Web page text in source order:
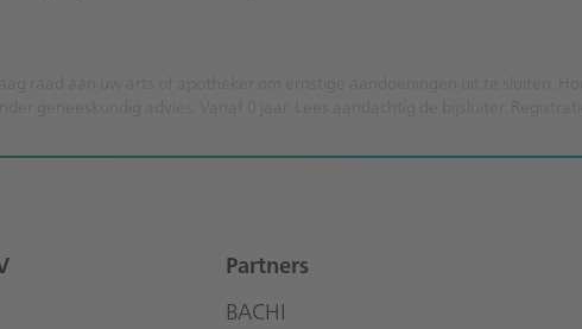
Partners
BACHI